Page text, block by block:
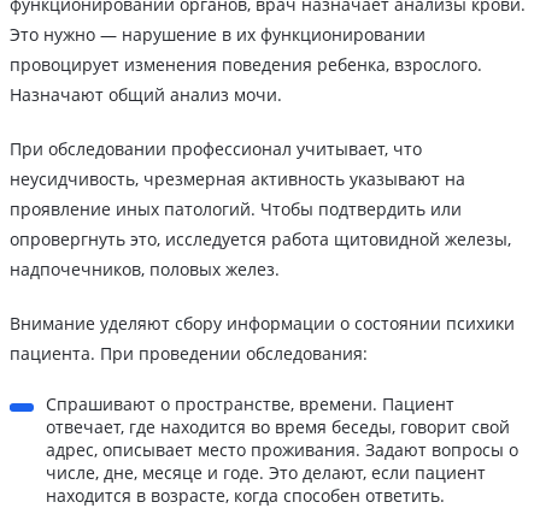
Это нужно — нарушение в их функционировании
провоцирует изменения поведения ребенка, взрослого.
Назначают общий анализ мочи.
При обследовании профессионал учитывает, что
неусидчивость, чрезмерная активность указывают на
проявление иных патологий. Чтобы подтвердить или
опровергнуть это, исследуется работа щитовидной железы,
надпочечников, половых желез.
Внимание уделяют сбору информации о состоянии психики
пациента. При проведении обследования:
Спрашивают о пространстве, времени. Пациент
отвечает, где находится во время беседы, говорит свой
адрес, описывает место проживания. Задают вопросы о
числе, дне, месяце и годе. Это делают, если пациент
находится в возрасте, когда способен ответить.